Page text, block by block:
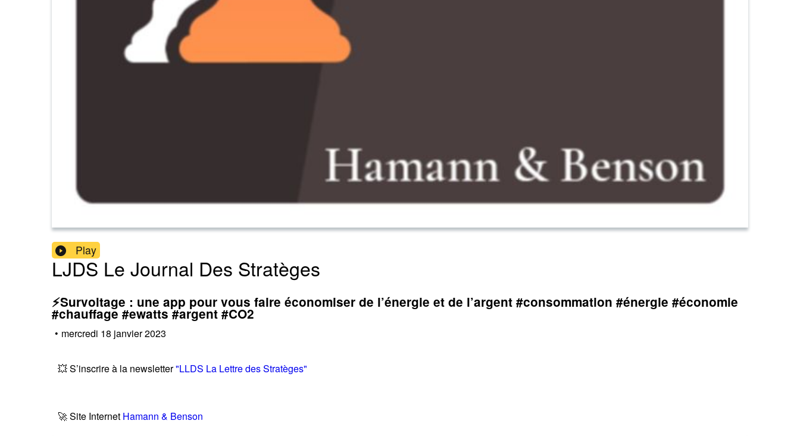
Play
LJDS Le Journal Des Stratèges
⚡️Survoltage : une app pour vous faire économiser de l’énergie et de l’argent #consommation #énergie #économie
#chauffage #ewatts #argent #CO2
• mercredi 18 janvier 2023
💥 S’inscrire à la newsletter"LLDS La Lettre des Stratèges"
🚀 Site Internet Hamann & Benson